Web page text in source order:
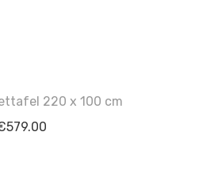
220 x 100 cm
579.00